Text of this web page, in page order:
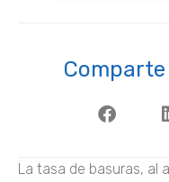
La tasa de basuras, al